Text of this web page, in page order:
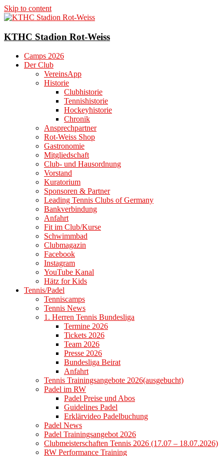
Skip to content
KTHC Stadion Rot-Weiss
Camps 2026
Der Club
VereinsApp
Historie
Clubhistorie
Tennishistorie
Hockeyhistorie
Chronik
Ansprechpartner
Rot-Weiss Shop
Gastronomie
Mitgliedschaft
Club- und Hausordnung
Vorstand
Kuratorium
Sponsoren & Partner
Leading Tennis Clubs of Germany
Bankverbindung
Anfahrt
Fit im Club/Kurse
Schwimmbad
Clubmagazin
Facebook
Instagram
YouTube Kanal
Hätz for Kids
Tennis/Padel
Tenniscamps
Tennis News
1. Herren Tennis Bundesliga
Termine 2026
Tickets 2026
Team 2026
Presse 2026
Bundesliga Beirat
Anfahrt
Tennis Trainingsangebote 2026(ausgebucht)
Padel im RW
Padel Preise und Abos
Guidelines Padel
Erklärvideo Padelbuchung
Padel News
Padel Trainingsangebot 2026
Clubmeisterschaften Tennis 2026 (17.07 – 18.07.2026)
RW Performance Training